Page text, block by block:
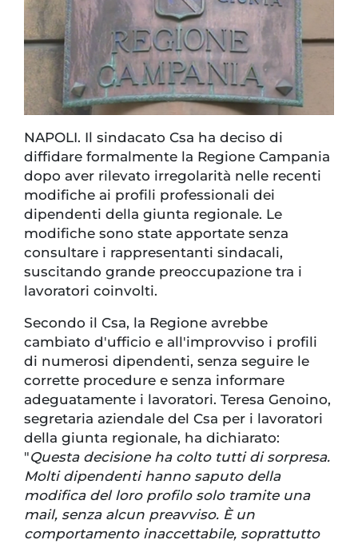
NAPOLI. Il sindacato Csa ha deciso di
diffidare formalmente la Regione Campania
dopo aver rilevato irregolarità nelle recenti
modifiche ai profili professionali dei
dipendenti della giunta regionale. Le
modifiche sono state apportate senza
consultare i rappresentanti sindacali,
suscitando grande preoccupazione tra i
lavoratori coinvolti.
Secondo il Csa, la Regione avrebbe
cambiato d'ufficio e all'improvviso i profili
di numerosi dipendenti, senza seguire le
corrette procedure e senza informare
adeguatamente i lavoratori. Teresa Genoino,
segretaria aziendale del Csa per i lavoratori
della giunta regionale, ha dichiarato:
"Questa decisione ha colto tutti di sorpresa.
Molti dipendenti hanno saputo della
modifica del loro profilo solo tramite una
mail, senza alcun preavviso. È un
comportamento inaccettabile, soprattutto